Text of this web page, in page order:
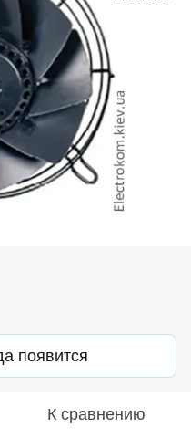
появится
К сравнению